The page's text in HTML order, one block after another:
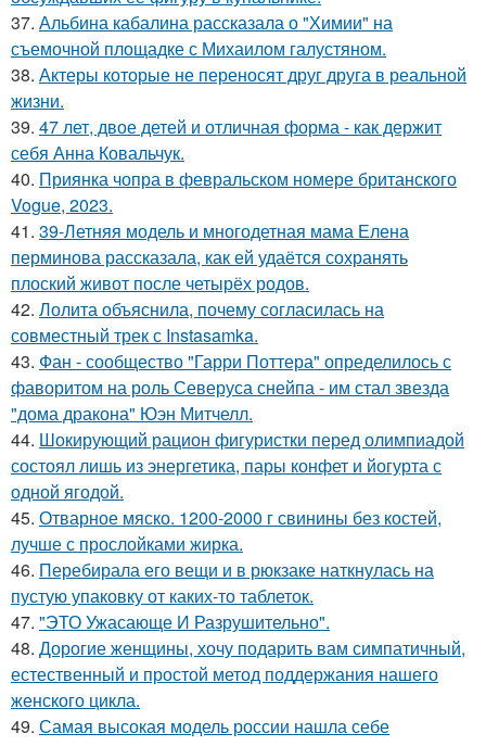
37. Альбина кабалина рассказала о "Химии" на
съемочной площадке с Михаилом галустяном.
38. Актеры которые не переносят друг друга в реальной
жизни.
39. 47 лет, двое детей и отличная форма - как держит
себя Анна Ковальчук.
40. Приянка чопра в февральском номере британского
Vogue, 2023.
41. 39-Летняя модель и многодетная мама Елена
перминова рассказала, как ей удаётся сохранять
плоский живот после четырёх родов.
42. Лолита объяснила, почему согласилась на
совместный трек с Instasamka.
43. Фан - сообщество "Гарри Поттера" определилось с
фаворитом на роль Северуса снейпа - им стал звезда
"дома дракона" Юэн Митчелл.
44. Шокирующий рацион фигуристки перед олимпиадой
состоял лишь из энергетика, пары конфет и йогурта с
одной ягодой.
45. Отварное мяско. 1200-2000 г свинины без костей,
лучше с прослойками жирка.
46. Перебирала его вещи и в рюкзаке наткнулась на
пустую упаковку от каких-то таблеток.
47. "ЭТО Ужасающе И Разрушительно".
48. Дорогие женщины, хочу подарить вам симпатичный,
естественный и простой метод поддержания нашего
женского цикла.
49. Самая высокая модель россии нашла себе